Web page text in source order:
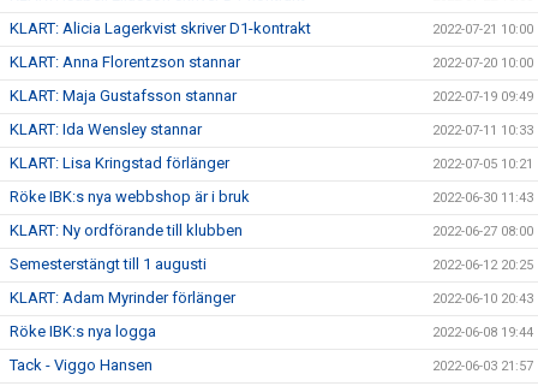
KLART: Alicia Lagerkvist skriver D1-kontrakt 2022-07-21 10:00
KLART: Anna Florentzson stannar 2022-07-20 10:00
KLART: Maja Gustafsson stannar 2022-07-19 09:49
KLART: Ida Wensley stannar 2022-07-11 10:33
KLART: Lisa Kringstad förlänger 2022-07-05 10:21
Röke IBK:s nya webbshop är i bruk 2022-06-30 11:43
KLART: Ny ordförande till klubben 2022-06-27 08:00
Semesterstängt till 1 augusti 2022-06-12 20:25
KLART: Adam Myrinder förlänger 2022-06-10 20:43
Röke IBK:s nya logga 2022-06-08 19:44
Tack - Viggo Hansen 2022-06-03 21:57